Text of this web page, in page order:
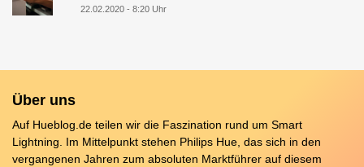
22.02.2020 - 8:20 Uhr
Über uns
Auf Hueblog.de teilen wir die Faszination rund um Smart
Lightning. Im Mittelpunkt stehen Philips Hue, das sich in den
vergangenen Jahren zum absoluten Marktführer auf diesem